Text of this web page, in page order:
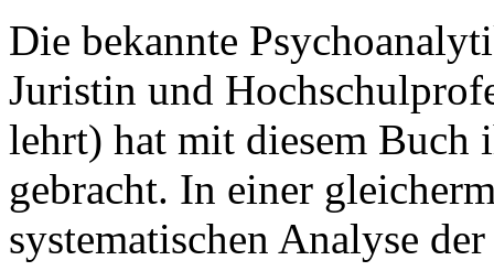
Die bekannte
Juristin und
lehrt) hat mit diesem Buch
gebracht. In einer
systematischen Analyse